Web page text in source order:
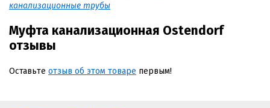
канализационные трубы
Муфта канализационная Ostendorf
отзывы
Оставьте отзыв об этом товаре первым!